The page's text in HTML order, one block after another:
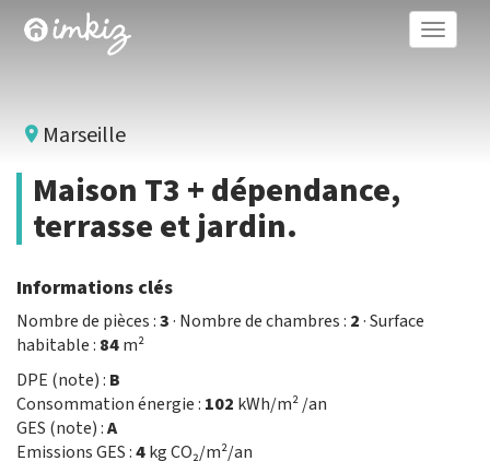
Toggle
Marseille
Maison T3 + dépendance,
terrasse et jardin.
Informations clés
Nombre de pièces :3· Nombre de chambres : 2· Surface
habitable : 84m²
DPE (note) : B
Consommation énergie : 102 kWh/m² /an
GES (note) :A
Emissions GES :4kg CO₂/m²/an